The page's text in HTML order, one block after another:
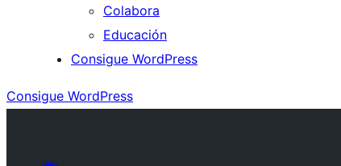
Colabora
Educación
Consigue WordPress
Consigue WordPress